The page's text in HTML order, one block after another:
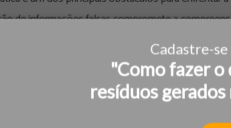
Cadastre-
"Como fazer o
resíduos
de informações falsas compromete a
estratégias práticas para combater esse